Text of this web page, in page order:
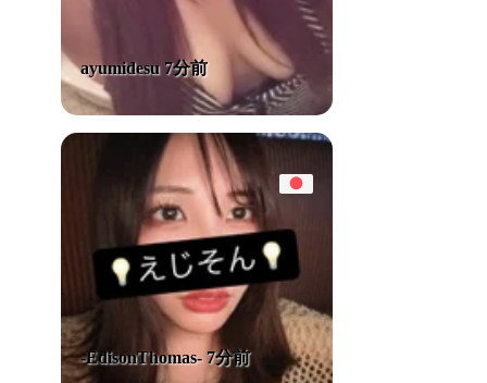
ayumidesu 7分前
-EdisonThomas- 7分前